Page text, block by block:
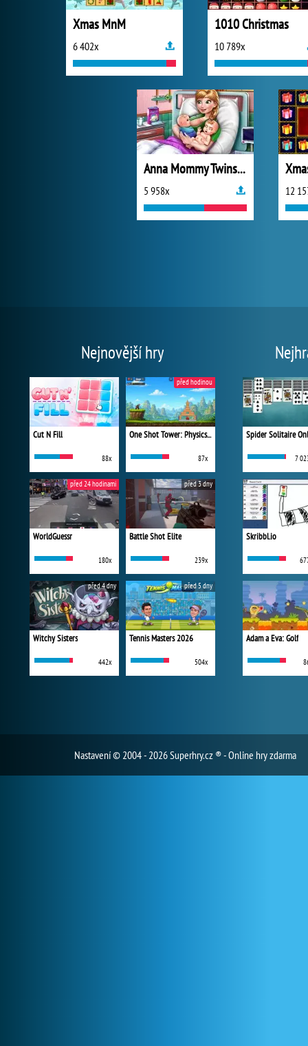
Xmas MnM
6 402x
1010 Christmas
10 789x
Anna Mommy Twins Birth
5 958x 12
Nejnovější hry
Cut N Fill
88x
One Shot Tower: Physics Destroyer
87x
před hodinou
WorldGuessr
180x
před 24 hodinami
Battle Shot Elite
239x
před 3 dny
Witchy Sisters
442x
před 4 dny
Tennis Masters 2026
504x
před 5 dny
Spider Solitaire
7
Skribbl.io
Adam a Eva: Golf
Nastavení© 2004 - 2026 Superhry.cz ® - Online hry zdarma